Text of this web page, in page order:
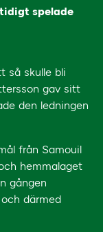
spelade
så skulle bli
gav sitt
den ledningen
från Samouil
hemmalaget
gången
därmed